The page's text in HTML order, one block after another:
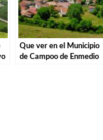
Que ver en el Municipio
de Campoo de Enmedio